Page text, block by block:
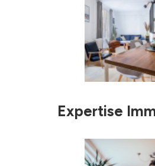
Expertise